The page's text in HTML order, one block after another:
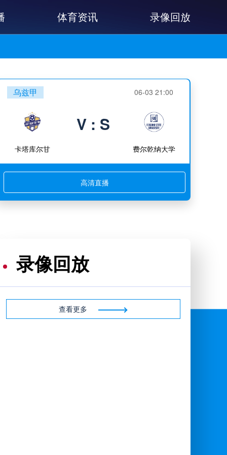
体育资讯 录像回放
乌兹甲 06-03 21:00
卡塔库尔甘
V : S
费尔乾纳大学
高清直播
录像回放
查看更多